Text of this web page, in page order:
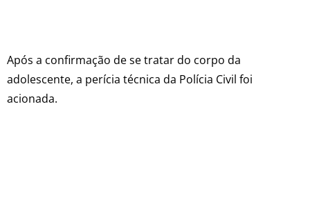
Após a confirmação de se tratar do corpo da
adolescente, a perícia técnica da Polícia Civil foi
acionada.